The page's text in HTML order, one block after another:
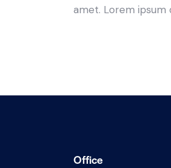
amet. Lorem ipsum
Office